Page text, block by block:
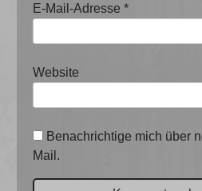
E-Mail-Adresse*
Website
Benachrichtige mich über
Mail.